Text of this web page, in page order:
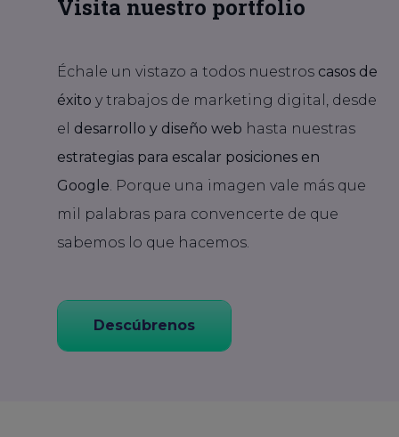
Visita nuestro portfolio
Échale un vistazo a todos nuestros casos de
éxito y trabajos de marketing digital, desde
el desarrollo y diseño web hasta nuestras
estrategias para escalar posiciones en
Google. Porque una imagen vale más que
mil palabras para convencerte de que
sabemos lo que hacemos.
Descúbrenos